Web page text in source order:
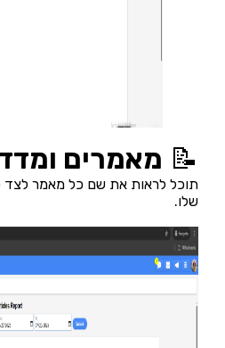
📝 מאמרים
תוכל לראות את שם כל מאמר לצד
שלו.